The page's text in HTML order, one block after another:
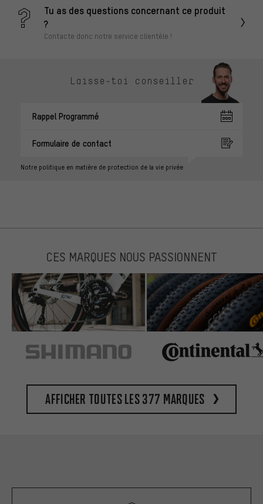
Tu as des questions concernant ce produit
?
Contacte donc notre service clientèle !
Laisse-toi conseiller
Rappel Programmé
Formulaire de contact
Notre politique en matière de protection de la vie privée
CES MARQUES NOUS PASSIONNENT
Afficher toutes les 377 marques